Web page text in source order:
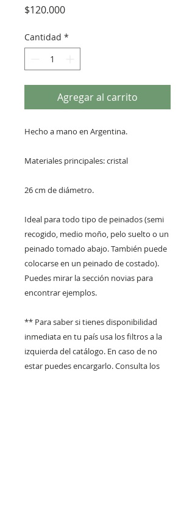
$120.000Precio
Cantidad *
Agregar al carrito
Hecho a mano en Argentina.
Materiales principales: cristal
26 cm de diámetro.
Ideal para todo tipo de peinados (semi
recogido, medio moño, pelo suelto o un
peinado tomado abajo. También puede
colocarse en un peinado de costado).
Puedes mirar la sección novias para
encontrar ejemplos.
** Para saber si tienes disponibilidad
inmediata en tu país usa los filtros a la
izquierda del catálogo. En caso de no
estar puedes encargarlo. Consulta los